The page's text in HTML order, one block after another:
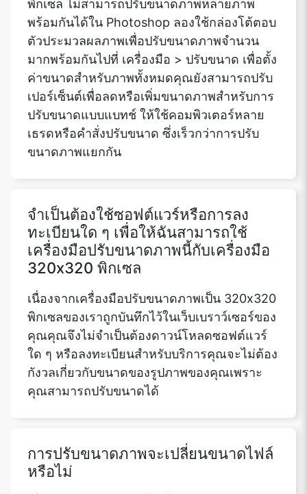
พิกเซล ไม่สามารถปรับขนาดภาพหลายภาพ
พร้อมกันได้ใน Photoshop ลองใช้กล่องโต้ตอบ
ตัวประมวลผลภาพเพื่อปรับขนาดภาพจำนวน
มากพร้อมกันไปที่ เครื่องมือ > ปรับขนาด เพื่อตั้ง
ค่าขนาดสำหรับภาพทั้งหมดคุณยังสามารถปรับ
เปอร์เซ็นต์เพื่อลดหรือเพิ่มขนาดภาพสำหรับการ
ปรับขนาดแบบแบทช์ ให้ใช้คอมพิวเตอร์หลาย
เธรดหรือคำสั่งปรับขนาด ซึ่งเร็วกว่าการปรับ
ขนาดภาพแยกกัน
จำเป็นต้องใช้ซอฟต์แวร์หรือการลง
ทะเบียนใด ๆ เพื่อให้ฉันสามารถใช้
เครื่องมือปรับขนาดภาพนี้กับเครื่องมือ
320x320 พิกเซล
เนื่องจากเครื่องมือปรับขนาดภาพเป็น 320x320
พิกเซลของเราถูกบันทึกไว้ในเว็บเบราว์เซอร์ของ
คุณคุณจึงไม่จำเป็นต้องดาวน์โหลดซอฟต์แวร์
ใด ๆ หรือลงทะเบียนสำหรับบริการคุณจะไม่ต้อง
กังวลเกี่ยวกับขนาดของรูปภาพของคุณเพราะ
คุณสามารถปรับขนาดได้
การปรับขนาดภาพจะเปลี่ยนขนาดไฟล์
หรือไม่